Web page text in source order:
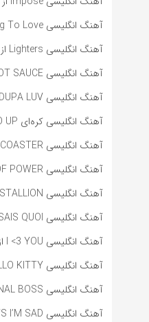
آهنگ انگلیسی Dying To Love از Bad Omens به همراه متن و ترجمه مجزا
آهنگ انگلیسی Lighters از Bad Meets Evil به همراه متن و ترجمه مجزا
آهنگ انگلیسی HOT SAUCE از BABYMONSTER به همراه متن و ترجمه مجزا
آهنگ انگلیسی SUPA DUPA LUV از BABYMONSTER به همراه متن و ترجمه مجزا
آهنگ انگلیسی کره‌ای WE GO UP از BABYMONSTER به همراه متن و ترجمه مجزا
آهنگ انگلیسی ROLLERCOASTER از MARINA به همراه متن و ترجمه مجزا
آهنگ انگلیسی PRINCESS OF POWER از MARINA به همراه متن و ترجمه مجزا
آهنگ انگلیسی METALLIC STALLION از MARINA به همراه متن و ترجمه مجزا
آهنگ انگلیسی JE NE SAIS QUOI از MARINA به همراه متن و ترجمه مجزا
آهنگ انگلیسی I <3 YOU از MARINA به همراه متن و ترجمه مجزا
آهنگ انگلیسی HELLO KITTY از MARINA به همراه متن و ترجمه مجزا
آهنگ انگلیسی FINAL BOSS از MARINA به همراه متن و ترجمه مجزا
آهنگ انگلیسی EVERYBODY KNOWS I’M SAD از MARINA به همراه متن و ترجمه مجزا